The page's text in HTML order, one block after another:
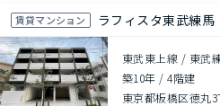
賃貸マンション ラフィスタ東武練馬
東武東上線 / 東武
築10年 /4階建
東京都板橋区徳丸3